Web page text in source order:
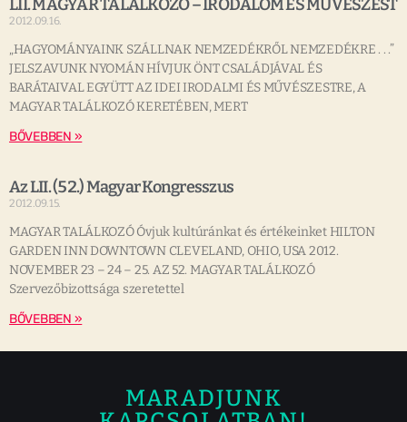
LII. MAGYAR TALÁLKOZÓ – IRODALOM ÉS MŰVÉSZEST
2012.09.16.
„HAGYOMÁNYAINK SZÁLLNAK NEMZEDÉKRŐL NEMZEDÉKRE . . .”
JELSZAVUNK NYOMÁN HÍVJUK ÖNT CSALÁDJÁVAL ÉS
BARÁTAIVAL EGYÜTT AZ IDEI IRODALMI ÉS MŰVÉSZESTRE, A
MAGYAR TALÁLKOZÓ KERETÉBEN, MERT
BŐVEBBEN »
Az LII. (52.) Magyar Kongresszus
2012.09.15.
MAGYAR TALÁLKOZÓ Óvjuk kultúránkat és értékeinket HILTON
GARDEN INN DOWNTOWN CLEVELAND, OHIO, USA 2012.
NOVEMBER 23 – 24 – 25. AZ 52. MAGYAR TALÁLKOZÓ
Szervezőbizottsága szeretettel
BŐVEBBEN »
MARADJUNK